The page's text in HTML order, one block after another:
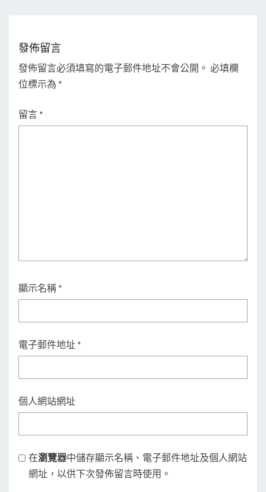
發佈留言
發佈留言必須填寫的電子郵件地址不會公開。 必填欄
位標示為 *
留言 *
顯示名稱 *
電子郵件地址 *
個人網站網址
在瀏覽器中儲存顯示名稱、電子郵件地址及個人網站
網址，以供下次發佈留言時使用。